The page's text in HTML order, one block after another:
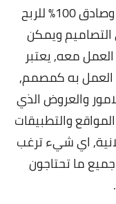
إن موقع Designcrowd رائع للغاية وصادق 100% للربح
ويمكن
معه, يعتبر
العمل به كمصمم,
والعروض الذي
والتطبيقات
اي شيء ترغب
ما تحتاجون